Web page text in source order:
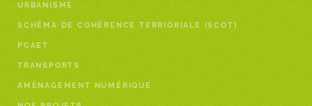
URBANISME
SCHÉMA DE COHÉRENCE TERRIORIALE (SCOT)
PCAET
TRANSPORTS
AMÉNAGEMENT NUMÉRIQUE